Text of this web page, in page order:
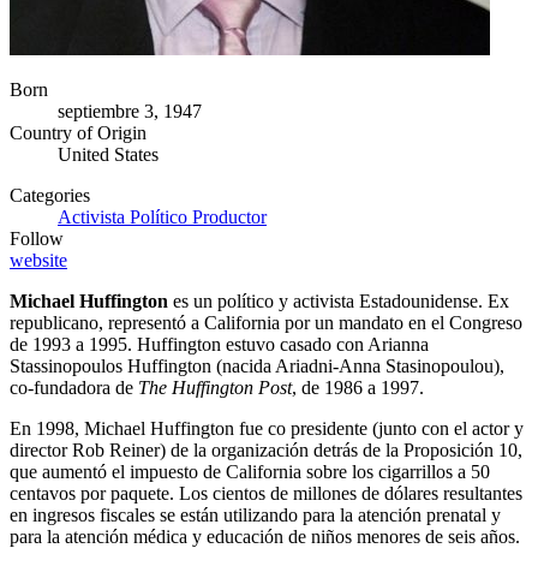
Born
septiembre 3, 1947
Country of Origin
United States
Categories
Activista Político Productor
Follow
website
Michael Huffington es un político y activista Estadounidense. Ex
republicano, representó a California por un mandato en el Congreso
de 1993 a 1995. Huffington estuvo casado con Arianna
Stassinopoulos Huffington (nacida Ariadni-Anna Stasinopoulou),
co-fundadora de The Huffington Post, de 1986 a 1997.
En 1998, Michael Huffington fue co presidente (junto con el actor y
director Rob Reiner) de la organización detrás de la Proposición 10,
que aumentó el impuesto de California sobre los cigarrillos a 50
centavos por paquete. Los cientos de millones de dólares resultantes
en ingresos fiscales se están utilizando para la atención prenatal y
para la atención médica y educación de niños menores de seis años.